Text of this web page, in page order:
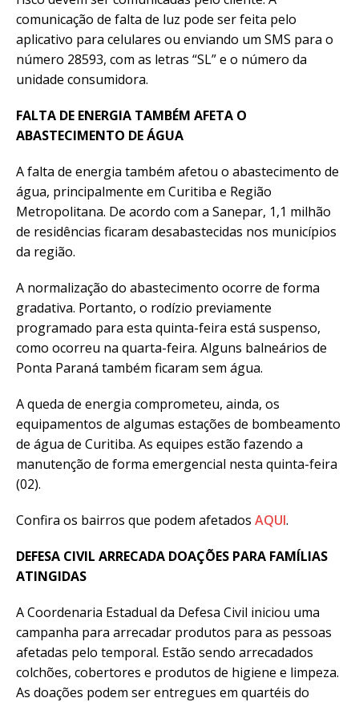
comunicação de falta de luz pode ser feita pelo
aplicativo para celulares ou enviando um SMS para o
número 28593, com as letras “SL” e o número da
unidade consumidora.
FALTA DE ENERGIA TAMBÉM AFETA O
ABASTECIMENTO DE ÁGUA
A falta de energia também afetou o abastecimento de
água, principalmente em Curitiba e Região
Metropolitana. De acordo com a Sanepar, 1,1 milhão
de residências ficaram desabastecidas nos municípios
da região.
A normalização do abastecimento ocorre de forma
gradativa. Portanto, o rodízio previamente
programado para esta quinta-feira está suspenso,
como ocorreu na quarta-feira. Alguns balneários de
Ponta Paraná também ficaram sem água.
A queda de energia comprometeu, ainda, os
equipamentos de algumas estações de bombeamento
de água de Curitiba. As equipes estão fazendo a
manutenção de forma emergencial nesta quinta-feira
(02).
Confira os bairros que podem afetados AQUI.
DEFESA CIVIL ARRECADA DOAÇÕES PARA FAMÍLIAS
ATINGIDAS
A Coordenaria Estadual da Defesa Civil iniciou uma
campanha para arrecadar produtos para as pessoas
afetadas pelo temporal. Estão sendo arrecadados
colchões, cobertores e produtos de higiene e limpeza.
As doações podem ser entregues em quartéis do